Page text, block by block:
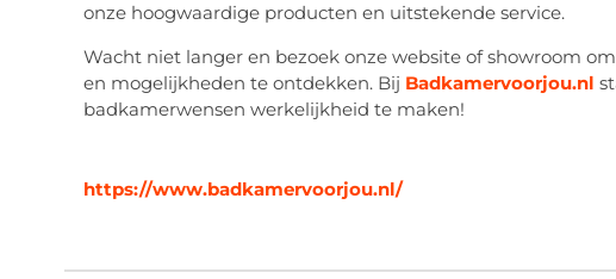
onze hoogwaardige producten en uitstekende service.
Wacht niet langer en bezoek onze website of showroom
en mogelijkheden te ontdekken. Bij Badkamervoorjou.nl
badkamerwensen werkelijkheid te maken!
https://www.badkamervoorjou.nl/